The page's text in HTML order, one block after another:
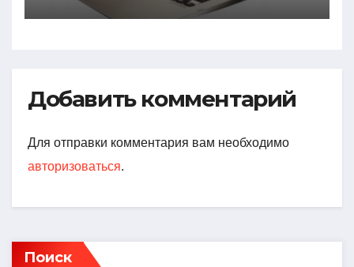
Добавить комментарий
Для отправки комментария вам необходимо
авторизоваться.
Поиск